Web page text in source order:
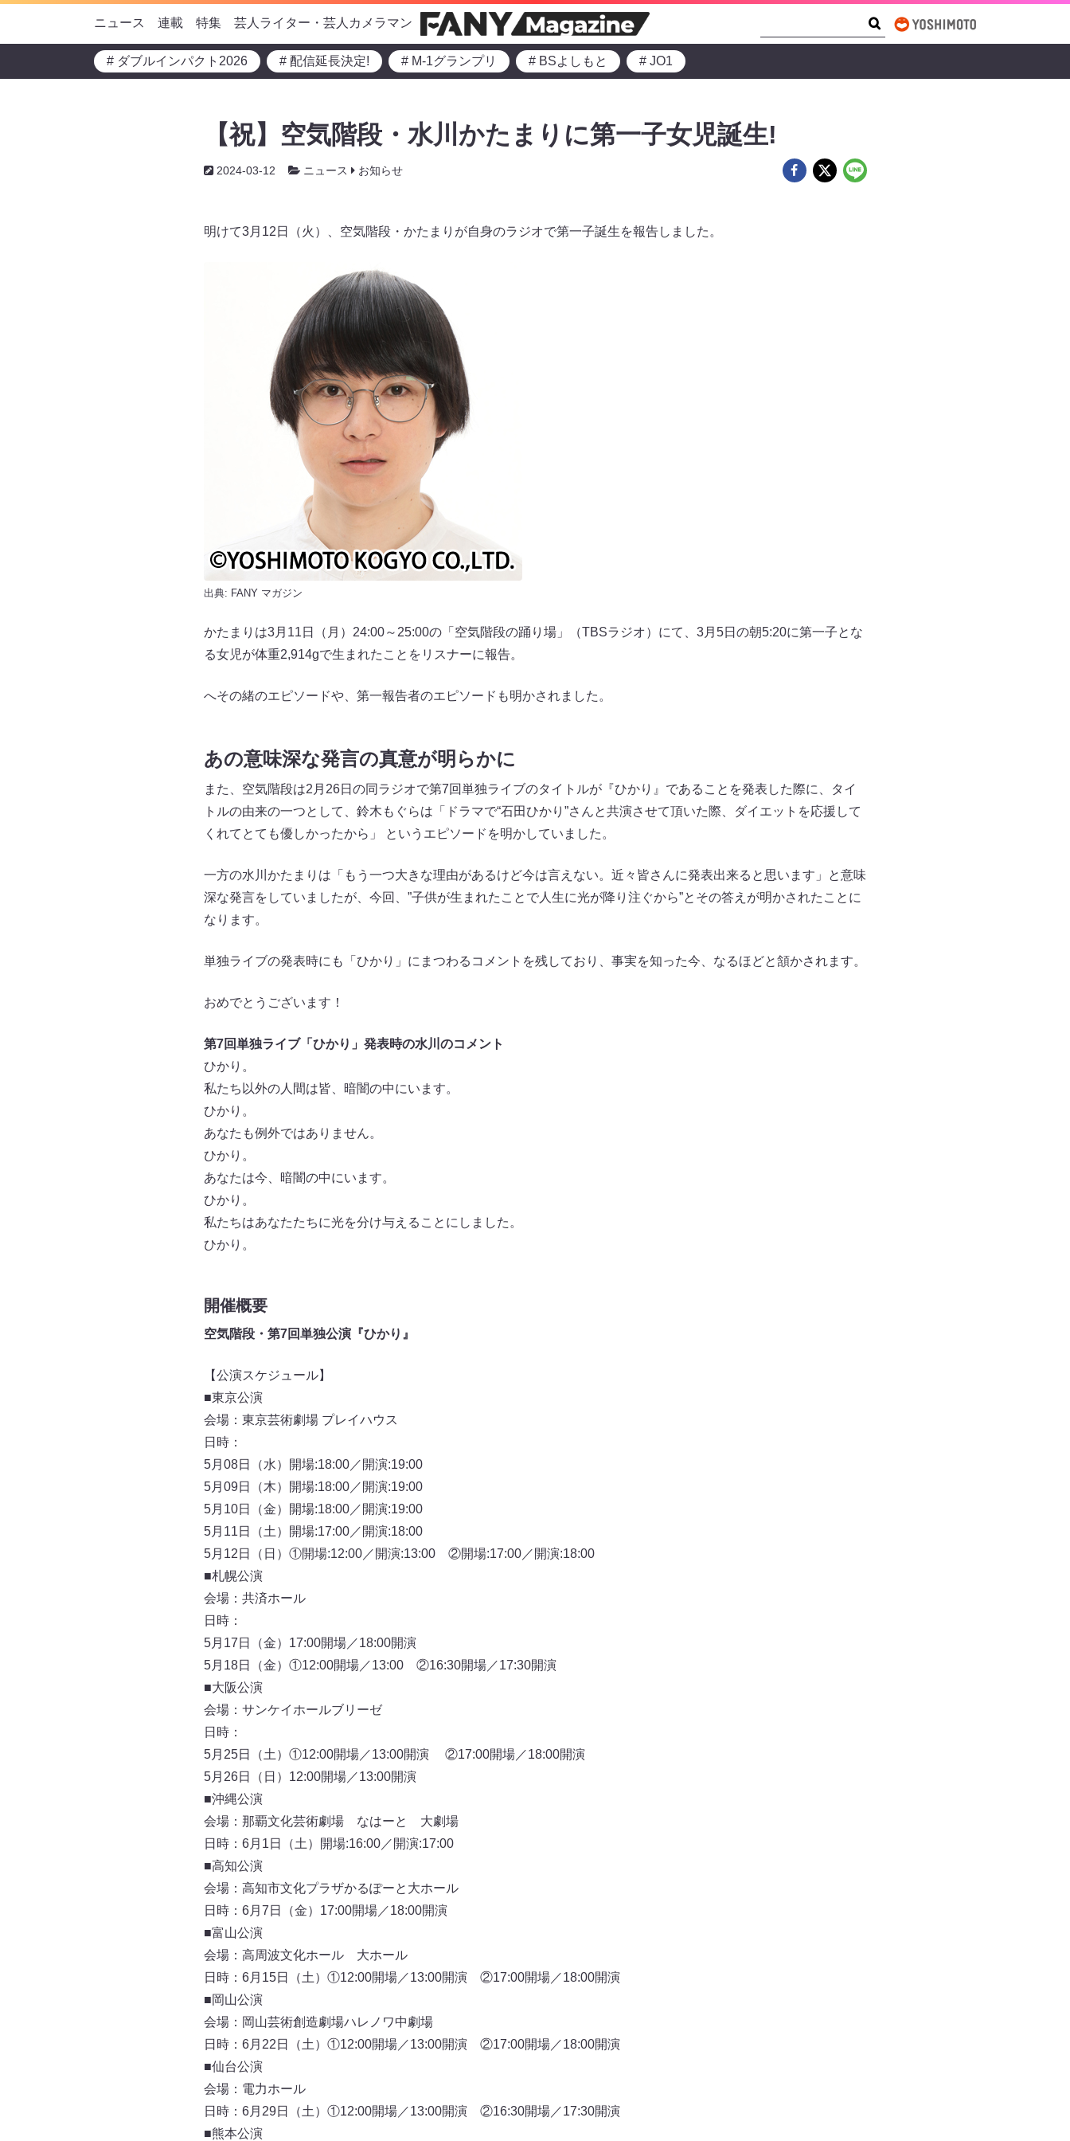
ニュース 連載 特集 芸人ライター・芸人カメラマン
# ダブルインパクト2026 # 配信延長決定! # M-1グランプリ # BSよしもと # JO1
【祝】空気階段・水川かたまりに第一子女児誕生!
2024-03-12 ニュース お知らせ
明けて3月12日（火）、空気階段・かたまりが自身のラジオで第一子誕生を報告しました。
出典: FANY マガジン
かたまりは3月11日（月）24:00～25:00の「空気階段の踊り場」（TBSラジオ）にて、3月5日の朝5:20に第一子とな
る女児が体重2,914gで生まれたことをリスナーに報告。
へその緒のエピソードや、第一報告者のエピソードも明かされました。
あの意味深な発言の真意が明らかに
また、空気階段は2月26日の同ラジオで第7回単独ライブのタイトルが『ひかり』であることを発表した際に、タイ
トルの由来の一つとして、鈴木もぐらは「ドラマで“石田ひかり”さんと共演させて頂いた際、ダイエットを応援して
くれてとても優しかったから」 というエピソードを明かしていました。
一方の水川かたまりは「もう一つ大きな理由があるけど今は言えない。近々皆さんに発表出来ると思います」と意味
深な発言をしていましたが、今回、”子供が生まれたことで人生に光が降り注ぐから”とその答えが明かされたことに
なります。
単独ライブの発表時にも「ひかり」にまつわるコメントを残しており、事実を知った今、なるほどと頷かされます。
おめでとうございます！
第7回単独ライブ「ひかり」発表時の水川のコメント
ひかり。
私たち以外の人間は皆、暗闇の中にいます。
ひかり。
あなたも例外ではありません。
ひかり。
あなたは今、暗闇の中にいます。
ひかり。
私たちはあなたたちに光を分け与えることにしました。
ひかり。
開催概要
空気階段・第7回単独公演『ひかり』
【公演スケジュール】
■東京公演
会場：東京芸術劇場 プレイハウス
日時：
5月08日（水）開場:18:00／開演:19:00
5月09日（木）開場:18:00／開演:19:00
5月10日（金）開場:18:00／開演:19:00
5月11日（土）開場:17:00／開演:18:00
5月12日（日）①開場:12:00／開演:13:00 ②開場:17:00／開演:18:00
■札幌公演
会場：共済ホール
日時：
5月17日（金）17:00開場／18:00開演
5月18日（金）①12:00開場／13:00 ②16:30開場／17:30開演
■大阪公演
会場：サンケイホールブリーゼ
日時：
5月25日（土）①12:00開場／13:00開演 ②17:00開場／18:00開演
5月26日（日）12:00開場／13:00開演
■沖縄公演
会場：那覇文化芸術劇場 なはーと 大劇場
日時：6月1日（土）開場:16:00／開演:17:00
■高知公演
会場：高知市文化プラザかるぽーと大ホール
日時：6月7日（金）17:00開場／18:00開演
■富山公演
会場：高周波文化ホール 大ホール
日時：6月15日（土）①12:00開場／13:00開演 ②17:00開場／18:00開演
■岡山公演
会場：岡山芸術創造劇場ハレノワ中劇場
日時：6月22日（土）①12:00開場／13:00開演 ②17:00開場／18:00開演
■仙台公演
会場：電力ホール
日時：6月29日（土）①12:00開場／13:00開演 ②16:30開場／17:30開演
■熊本公演